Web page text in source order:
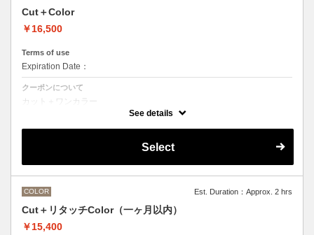
Cut＋Color
￥16,500
Terms of use
Expiration Date：
クーポンについて
カット＋ワンカラー
デザインなしの単色のカラーリングです。
M ¥＋1100 L¥＋1650 LL¥＋2200
●ポイントカラーなどのデザインカラーをご希望の場合、最終受付時間
See details
Select
COLOR Est. Duration：Approx. 2 hrs
Cut＋リタッチColor（一ヶ月以内）
￥15,400